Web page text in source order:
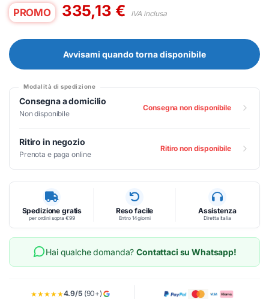
PROMO 335,13 € IVA inclusa
Avvisami quando torna disponibile
Modalità di spedizione
Consegna a domicilio
Non disponibile
Consegna non disponibile
Ritiro in negozio
Prenota e paga online
Ritiro non disponibile
Spedizione gratis
per ordini sopra €99
Reso facile
Entro 14 giorni
Assistenza
Diretta Italia
Hai qualche domanda?Contattaci su Whatsapp!
★★★★★4.9/5(90+)